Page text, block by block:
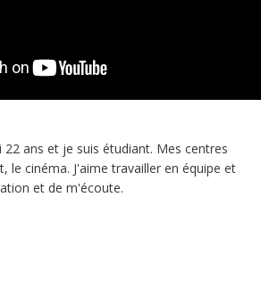
22 ans et je suis étudiant. Mes centres
le cinéma. J'aime travailler en équipe et
et de m'écoute.